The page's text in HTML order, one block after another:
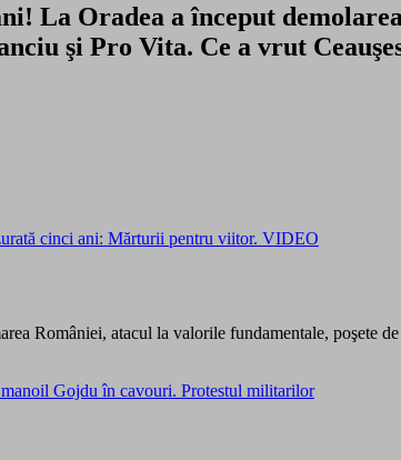
La Oradea a început
şi Pro Vita. Ce a vrut
cinci ani: Mărturii pentru viitor. VIDEO
României, atacul la valorile fundamentale, poşete
Gojdu în cavouri. Protestul militarilor